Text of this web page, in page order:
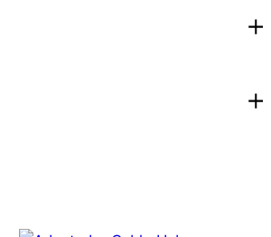
Z Cromado